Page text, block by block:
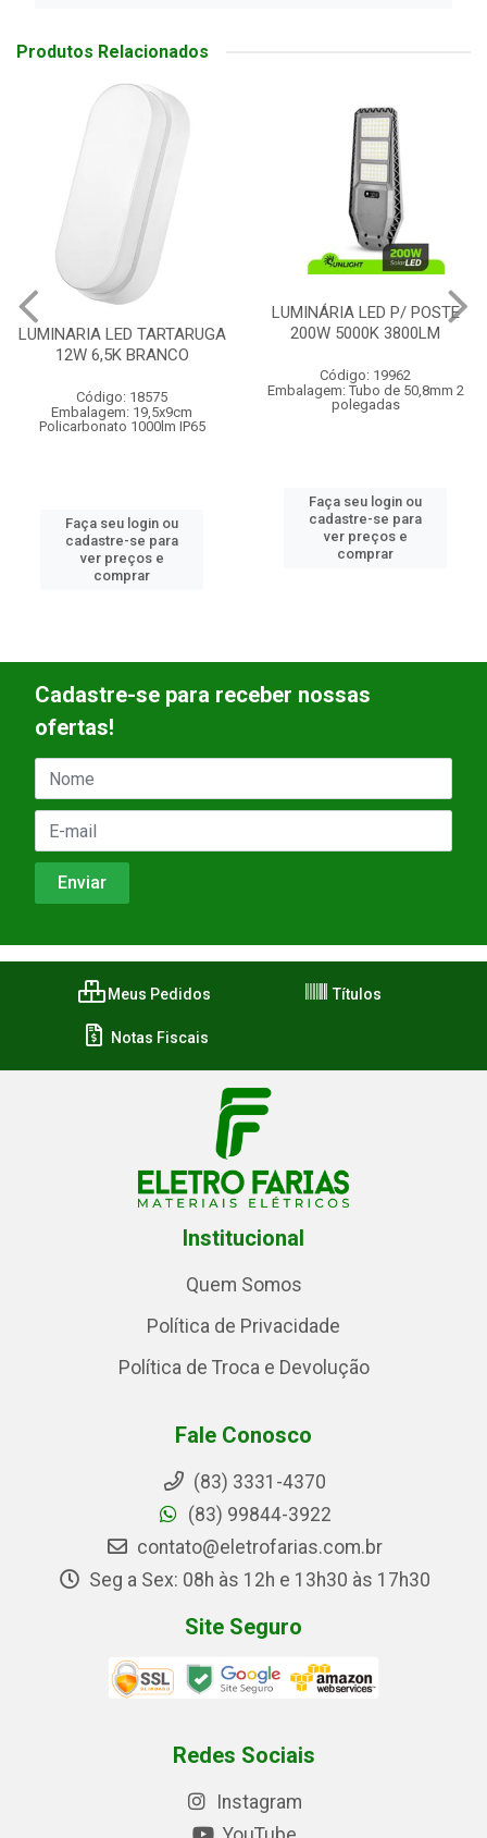
Produtos Relacionados
200W 5000K 3800LM
Embalagem: Tubo de 50,8mm 2
polegadas
cadastre-se para
ver preços e
comprar
REFLETOR LED 20W
Código: 22332
Embalagem: UN/01
Faça seu login ou
cadastre-se para
ver preços e
comprar
Cadastre-se para receber nossas
ofertas!
Meus Pedidos Títulos
Notas Fiscais
Institucional
Quem Somos
Política de Privacidade
Política de Troca e Devolução
Fale Conosco
(83) 3331-4370
(83) 99844-3922
contato@eletrofarias.com.br
Seg a Sex: 08h às 12h e 13h30 às 17h30
Site Seguro
Redes Sociais
Instagram